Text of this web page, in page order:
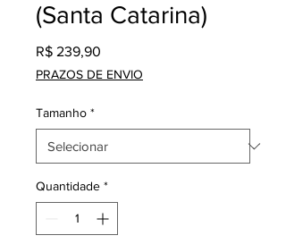
(Santa Catarina)
R$ 239,90
PRAZOS DE ENVIO
Tamanho *
Quantidade *